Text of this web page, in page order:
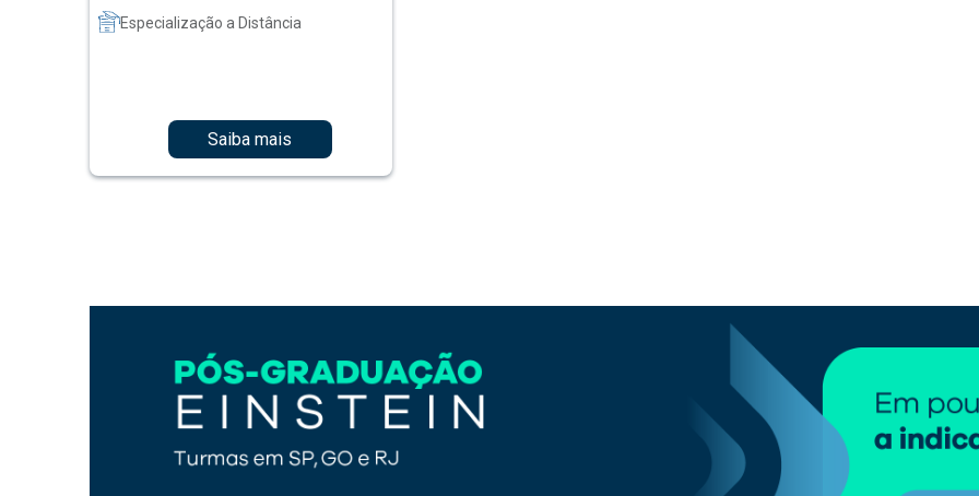
Especialização a Distância
Saiba mais